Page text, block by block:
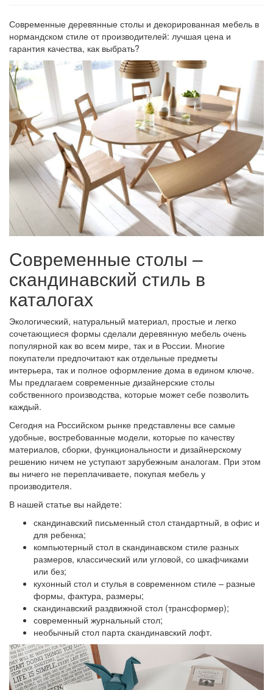
Современные деревянные столы и декорированная мебель в
нормандском стиле от производителей: лучшая цена и
гарантия качества, как выбрать?
Современные столы –
скандинавский стиль в
каталогах
Экологический, натуральный материал, простые и легко
сочетающиеся формы сделали деревянную мебель очень
популярной как во всем мире, так и в России. Многие
покупатели предпочитают как отдельные предметы
интерьера, так и полное оформление дома в едином ключе.
Мы предлагаем современные дизайнерские столы
собственного производства, которые может себе позволить
каждый.
Сегодня на Российском рынке представлены все самые
удобные, востребованные модели, которые по качеству
материалов, сборки, функциональности и дизайнерскому
решению ничем не уступают зарубежным аналогам. При этом
вы ничего не переплачиваете, покупая мебель у
производителя.
В нашей статье вы найдете:
скандинавский письменный стол стандартный, в офис и
для ребенка;
компьютерный стол в скандинавском стиле разных
размеров, классический или угловой, со шкафчиками
или без;
кухонный стол и стулья в современном стиле – разные
формы, фактура, размеры;
скандинавский раздвижной стол (трансформер);
современный журнальный стол;
необычный стол парта скандинавский лофт.